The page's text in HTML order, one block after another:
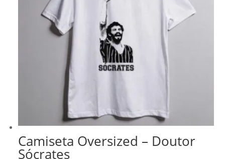
Camiseta Oversized – Doutor
Sócrates